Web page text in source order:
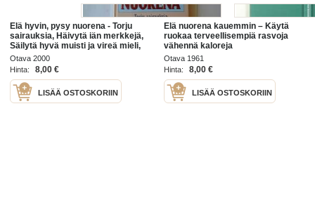
Elä hyvin, pysy nuorena - Torju
sairauksia, Häivytä iän merkkejä,
Säilytä hyvä muisti ja vireä mieli,
Pysy nuorekkaana.
Otava 2000
Hinta:
8,00 €
LISÄÄ OSTOSKORIIN
Elä nuorena kauemmin – Käytä
ruokaa terveellisempiä rasvoja
vähennä kaloreja
Otava 1961
Hinta:
8,00 €
LISÄÄ OSTOSKORIIN